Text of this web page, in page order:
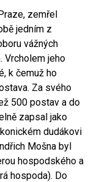
zemřel
jedním z
vážných
Vrcholem jeho
k čemuž ho
Za svého
500 postav a do
zapsal jako
dudákovi
Mošna byl
hospodského a
hospoda). Do